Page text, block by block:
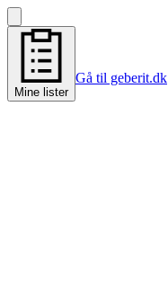
Mine lister
Gå til geberit.dk